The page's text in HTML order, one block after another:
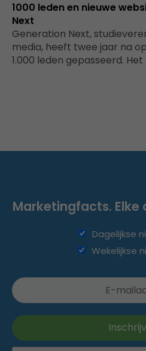
1000 leden en nieuwe
Next
Generation Next,
media, heeft twee jaar na
1.000 leden gepasseerd.
Marketingfacts. Elke
Dagelijkse
Wekelijkse